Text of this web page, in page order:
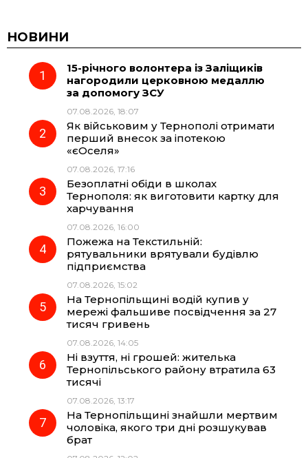
c
e
o
k
e
r
a
m
t
A
НОВИНИ
15-річного волонтера із Заліщиків
нагородили церковною медаллю
за допомогу ЗСУ
07.08.2026, 18:07
Як військовим у Тернополі отримати
перший внесок за іпотекою
«єОселя»
07.08.2026, 17:16
Безоплатні обіди в школах
Тернополя: як виготовити картку для
харчування
07.08.2026, 16:00
Пожежа на Текстильній:
рятувальники врятували будівлю
підприємства
07.08.2026, 15:02
На Тернопільщині водій купив у
мережі фальшиве посвідчення за 27
тисяч гривень
07.08.2026, 14:05
Ні взуття, ні грошей: жителька
Тернопільського району втратила 63
тисячі
07.08.2026, 13:17
На Тернопільщині знайшли мертвим
чоловіка, якого три дні розшукував
брат